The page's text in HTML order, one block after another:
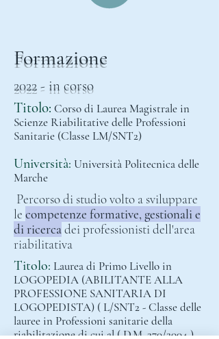
Formazione
2022 - in corso
Titolo: Corso di Laurea Magistrale in
Scienze Riabilitative delle Professioni
Sanitarie (Classe LM/SNT2)
Università: Università Politecnica delle
Marche
Percorso di studio volto a sviluppare
le competenze formative, gestionali e
di ricercadei professionisti dell'area
riabilitativa
Titolo: Laurea di Primo Livello in
LOGOPEDIA (ABILITANTE ALLA
PROFESSIONE SANITARIA DI
LOGOPEDISTA) ( L/SNT2 - Classe delle
lauree in Professioni sanitarie della
riabilitazione di cui al ( D.M. 270/2004 )